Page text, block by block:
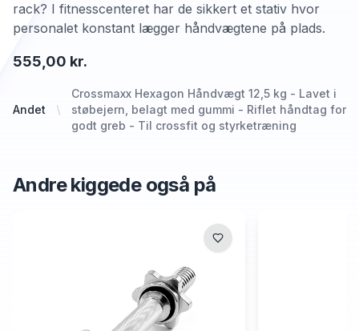
Andet
Crossmaxx Hexagon Håndvægt 12,5 kg - Lavet i
støbejern, belagt med gummi - Riflet håndtag for
godt greb - Til crossfit og styrketræning
555,00 kr.
rack? I fitnesscenteret har de sikkert et stativ hvor
personalet konstant lægger håndvægtene på plads.
Andre kiggede også på